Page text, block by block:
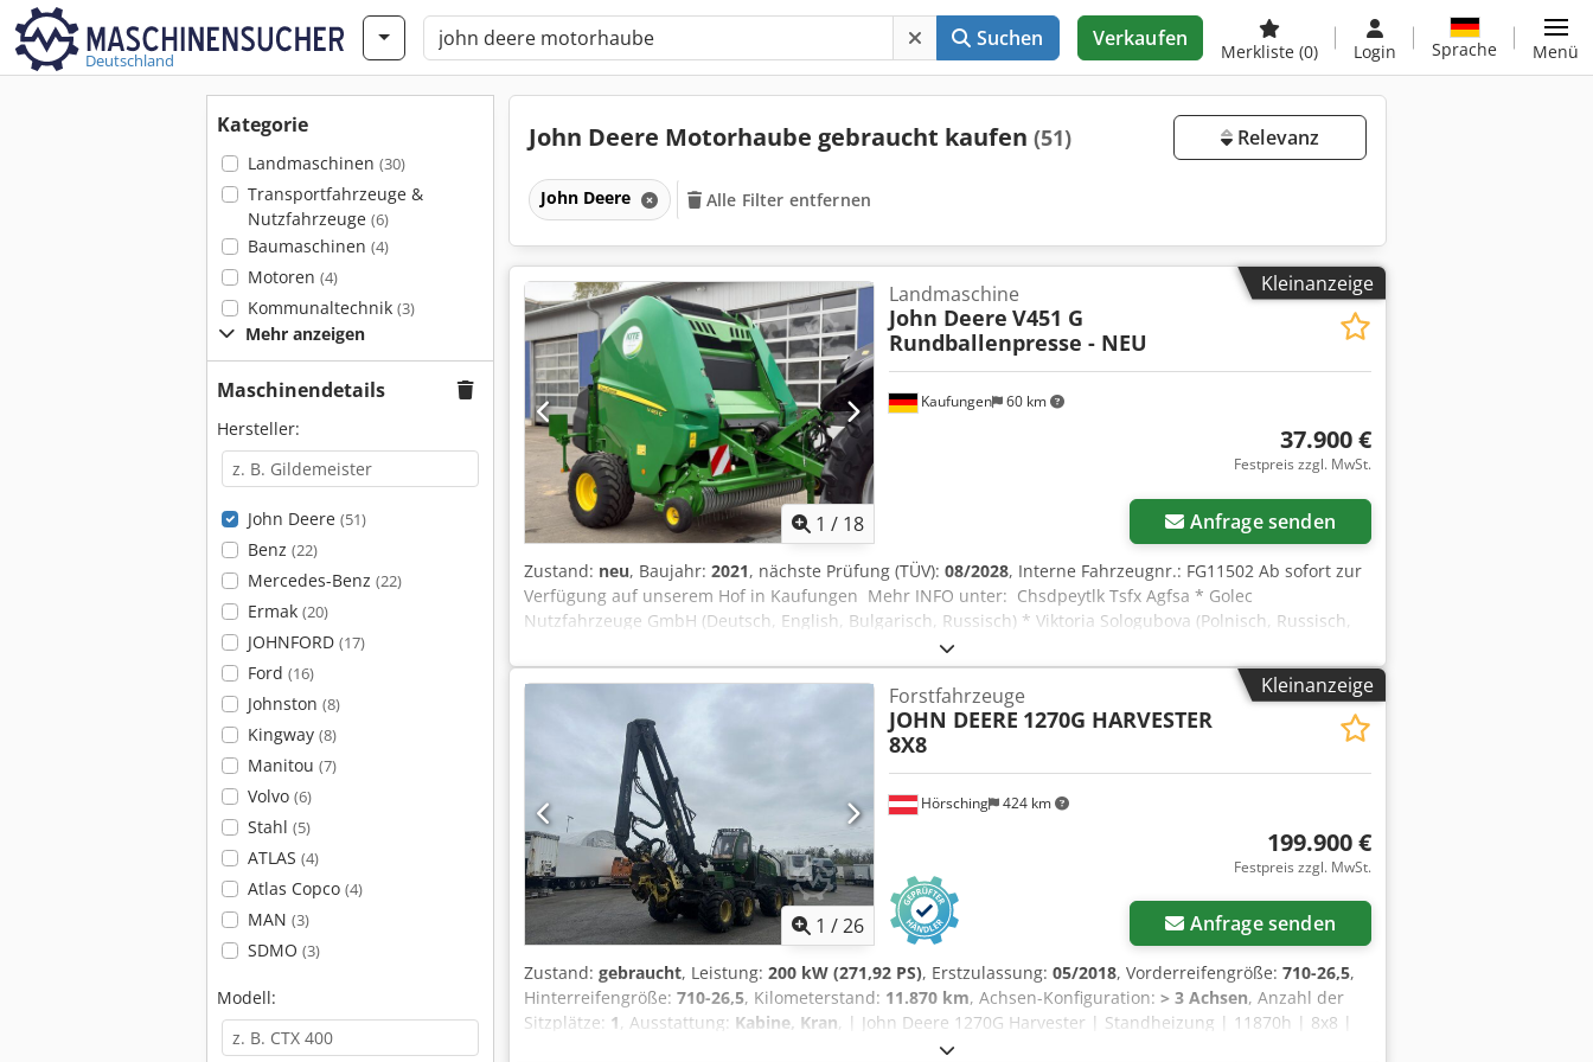
Deutschland
Suchen Verkaufen
Merkliste (0) Login Sprache Menü
Kategorie
Landmaschinen (30)
Transportfahrzeuge &
Nutzfahrzeuge (6)
Baumaschinen (4)
Motoren (4)
Kommunaltechnik (3)
Mehr anzeigen
Maschinendetails
Hersteller:
John Deere (51)
Benz (22)
Mercedes-Benz (22)
Ermak (20)
JOHNFORD (17)
Ford (16)
Johnston (8)
Kingway (8)
Manitou (7)
Volvo (6)
Stahl (5)
ATLAS (4)
Atlas Copco (4)
MAN (3)
SDMO (3)
Modell:
John Deere Motorhaube gebraucht kaufen (51) Relevanz
John Deere Alle Filter entfernen
Kleinanzeige
1 / 18
Kaufungen 60 km
Landmaschine
John Deere V451 G
Rundballenpresse - NEU
37.900 €
Festpreis zzgl. MwSt.
Anfrage senden
Zustand: neu, Baujahr: 2021, nächste Prüfung (TÜV): 08/2028, Interne Fahrzeugnr.: FG11502 Ab sofort zur
Verfügung auf unserem Hof in Kaufungen Mehr INFO unter: Chsdpeytlk Tsfx Agfsa * Golec
Nutzfahrzeuge GmbH (Deutsch, English, Bulgarisch, Russisch) * Viktoria Sologubova (Polnisch, Russisch,
Ukrainisch, English) NEU! - noch nie genutzt. Irrtümer vorbehalten Gerne nehmen wir Ihr gebrauchtes
Fahrzeug in Zahlung. Finanzierung direkt bei uns im Hause möglich. GOLEC NUTZFAHRZEUGE GMBH Wir
sprechen: Deutsch, English, Spanish, Polnisch, Ukrainisch, Russisch, Bulgarisch. ----.
Kleinanzeige
1 /26
Hörsching 424 km
Forstfahrzeuge
JOHN DEERE 1270G HARVESTER
8X8
199.900 €
Festpreis zzgl. MwSt.
Anfrage senden
Zustand: gebraucht, Leistung: 200 kW (271,92 PS), Erstzulassung: 05/2018, Vorderreifengröße: 710-26,5,
Hinterreifengröße: 710-26,5, Kilometerstand: 11.870 km, Achsen-Konfiguration: > 3 Achsen, Anzahl der
Sitzplätze: 1, Ausstattung: Kabine, Kran, | John Deere 1270G Harvester | Standheizung | 11870h | 8x8 |
Kabine drehbar | Klima | guter Zustand | voll einsatzbereit | Antrieb:Hydrostatisch/mechanische